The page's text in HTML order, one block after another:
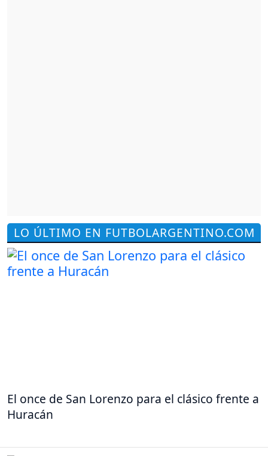
LO ÚLTIMO EN FUTBOLARGENTINO.COM
El once de San Lorenzo para el clásico frente a
Huracán